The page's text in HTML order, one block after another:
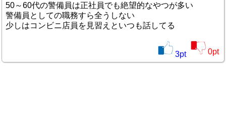
50～60代の警備員は正社員でも絶望的なやつが多い
警備員としての職務すら全うしない
少しはコンビニ店員を見習えといつも話してる
3pt 0pt